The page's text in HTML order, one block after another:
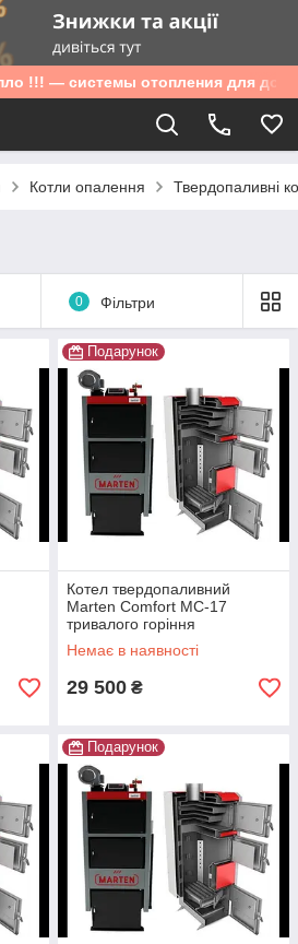
!!! — системы отопления для дома
Котли опалення Твердопаливні
0 Фільтри
Подарунок
Котел твердопаливний
Marten Comfort MC-17
тривалого горіння
Немає в наявності
29 500 ₴
Подарунок